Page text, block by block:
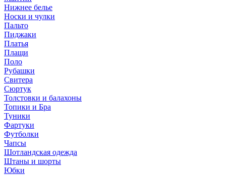
Нижнее белье
Носки и чулки
Пальто
Пиджаки
Платья
Плащи
Поло
Рубашки
Свитера
Сюртук
Толстовки и балахоны
Топики и Бра
Туники
Фартуки
Футболки
Чапсы
Шотландская одежда
Штаны и шорты
Юбки